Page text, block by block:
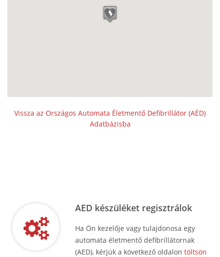
Vissza az Országos Automata Életmentő Defibrillátor (AÉD)
Adatbázisba
AED készüléket regisztrálok
Ha Ön kezelője vagy tulajdonosa egy
automata életmentő defibrillátornak
(AED), kérjük a következő oldalon töltsön